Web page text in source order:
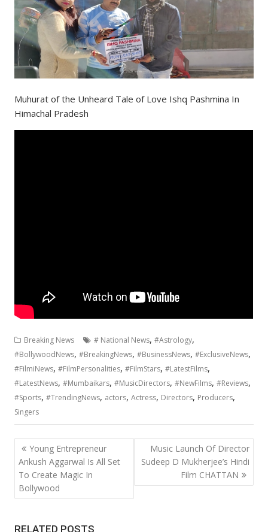
Muhurat of the Unheard Tale of Love Ishq Pashmina In
Himachal Pradesh
Breaking News # National News,#Astrology,
#BollywoodNews,#BreakingNews,#BusinessNews,#ExclusiveNews,
#FilmiNews,#FilmPersonalities,#FilmStars,#LatestFilms,
#LatestNews,#Mumbaikars,#MusicDirectors,#NewFilms,#Reviews,
#Sports,#TrendingNews, actors,Actress, Directors, Producers,
Singers
Post
navigation
Young Entrepreneur
Ankush Aggarwal Is All Set
To Create Magic In
Bollywood
Music Launch Of Director
Sudeep D Mukherjee’s Hindi
Film CHATTAN
RELATED POSTS